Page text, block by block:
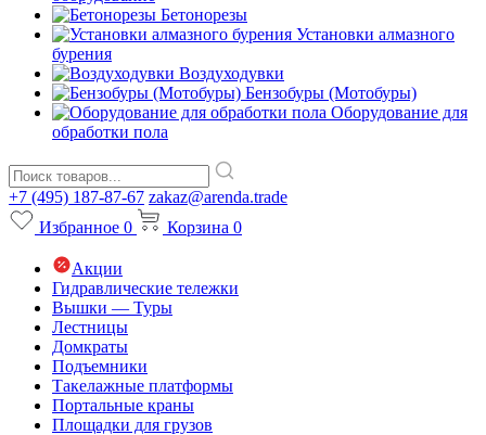
Бетонорезы
Установки алмазного
бурения
Воздуходувки
Бензобуры (Мотобуры)
Оборудование для
обработки пола
+7 (495) 187-87-67 zakaz@arenda.trade
Избранное 0 Корзина 0
Акции
Гидравлические тележки
Вышки — Туры
Лестницы
Домкраты
Подъемники
Такелажные платформы
Портальные краны
Площадки для грузов